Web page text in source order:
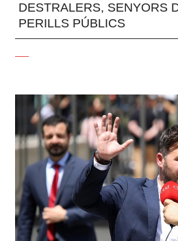
DESTRALERS, SENYORS
PERILLS PÚBLICS